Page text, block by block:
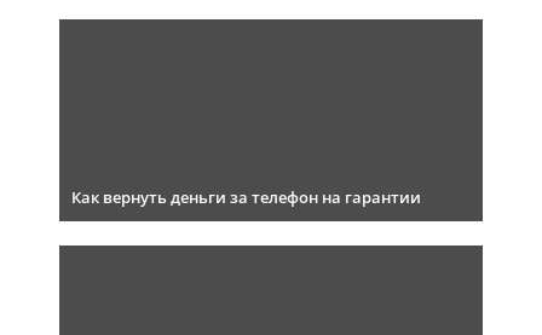
Как вернуть деньги за телефон на гарантии